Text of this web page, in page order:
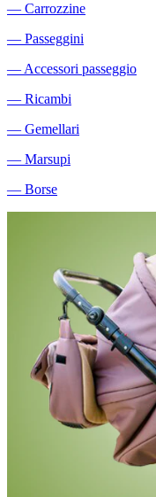
― Carrozzine
― Passeggini
― Accessori passeggio
― Ricambi
― Gemellari
― Marsupi
― Borse